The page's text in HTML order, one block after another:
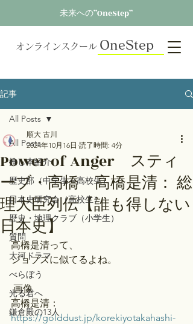
未来への”OneStep”
オンラインスクール OneStep
記事
All Posts
推し本紹介
歴史部（中学生～高校生）
日本史研究会（高校生）
歴史・地理クラブ（小学生）
質問
大河ドラマ
べらぼう
光る君へ
鎌倉殿の13人
All Posts
Power of Anger スティ
ーブ・高橋 高橋是清： 総
理大臣列伝【誰も得しない
日本史】
順大 古川
2024年10月16日 読了時間: 4分
高橋是清って、
ジョブズに似てるよね。
画像
高橋是清：
https://golddust.jp/korekiyotakahashi-